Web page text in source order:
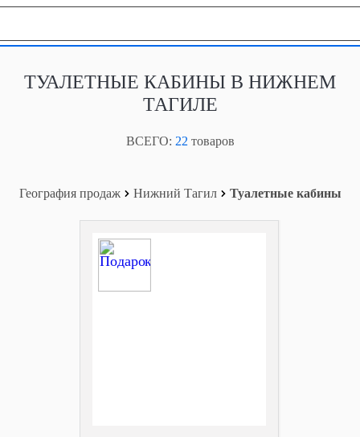
ТУАЛЕТНЫЕ КАБИНЫ В НИЖНЕМ
ТАГИЛЕ
ВСЕГО: 22 товаров
География продаж Нижний Тагил Туалетные кабины